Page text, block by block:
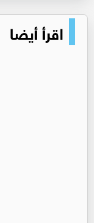
اقرأ أيضا